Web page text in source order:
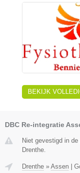
BEKIJK
DBC Re-integratie
Niet gevestigd in
Drenthe.
Drenthe » Assen